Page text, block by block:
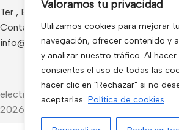
Valoramos tu privacidad
Utilizamos cookies para mejorar
navegación, ofrecer contenido y
y analizar nuestro tráfico. Al
consientes el uso de todas las
hacer clic en "Rechazar" si no
aceptarlas. Política de cookies
Ter , España
Contacto:
info@electro3.com
electro3 ©
2026.